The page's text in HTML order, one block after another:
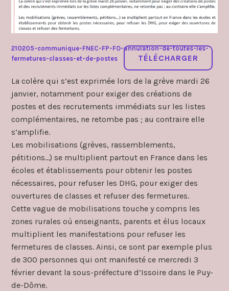
210205-communique-FNEC-FP-FO-annulation-de-toutes-les-
fermetures-classes-et-de-postes
TÉLÉCHARGER
La colère qui s’est exprimée lors de la grève mardi 26
janvier, notamment pour exiger des créations de
postes et des recrutements immédiats sur les listes
complémentaires, ne retombe pas ; au contraire elle
s’amplifie.
Les mobilisations (grèves, rassemblements,
pétitions…) se multiplient partout en France dans les
écoles et établissements pour obtenir les postes
nécessaires, pour refuser les DHG, pour exiger des
ouvertures de classes et refuser des fermetures.
Cette vague de mobilisations touche y compris les
zones rurales où enseignants, parents et élus locaux
multiplient les manifestations pour refuser les
fermetures de classes. Ainsi, ce sont par exemple plus
de 300 personnes qui ont manifesté ce mercredi 3
février devant la sous-préfecture d’Issoire dans le Puy-
de-Dôme.